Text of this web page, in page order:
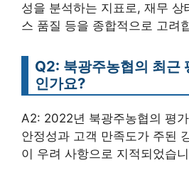
성을 분석하는 지표로, 재무 상
스 품질 등을 종합적으로 고려
Q2: 북광주농협의 최근
인가요?
A2: 2022년 북광주농협의 평
안정성과 고객 만족도가 주된
이 우려 사항으로 지적되었습